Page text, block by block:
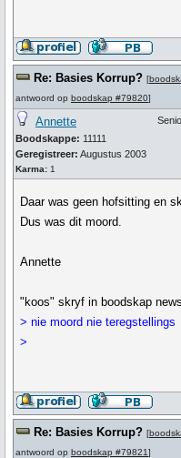
Re: Basies Korrup? [
antwoord op boodskap #79820]
Annette
Boodskappe: 11111
Geregistreer: Augustus 2003
Karma: 1
Daar was geen hofsitting en
Dus was dit moord.
Annette
"koos" skryf in boodskap
> nie moord nie teregstellings
>
Re: Basies Korrup? [
antwoord op boodskap #79821]